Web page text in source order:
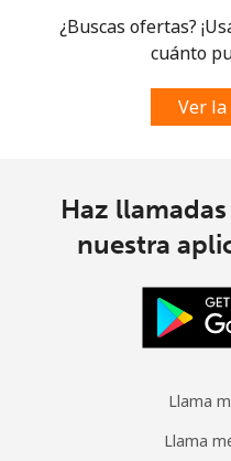
¿Buscas ofertas?
cuánto
Ver
Haz
nuestra
Llama
Llama